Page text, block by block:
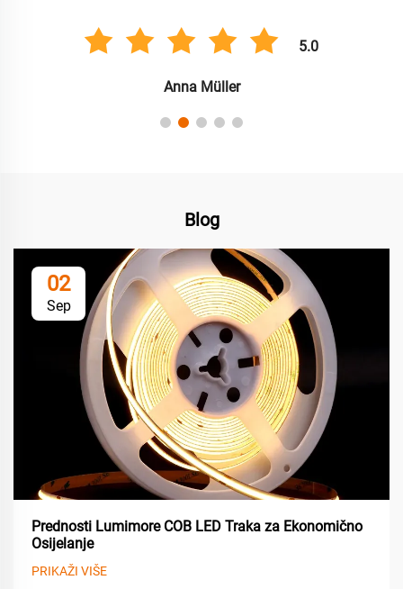
5.0
Anna Müller
Blog
02
Sep
Prednosti Lumimore COB LED Traka za Ekonomično
Osijelanje
PRIKAŽI VIŠE